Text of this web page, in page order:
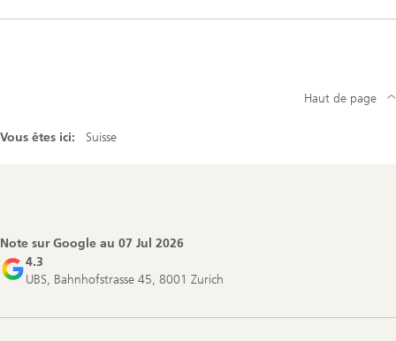
Vous êtes ici: Suisse
Haut de page
Note sur Google au 07 Jul 2026
4.3
UBS, Bahnhofstrasse 45, 8001 Zurich